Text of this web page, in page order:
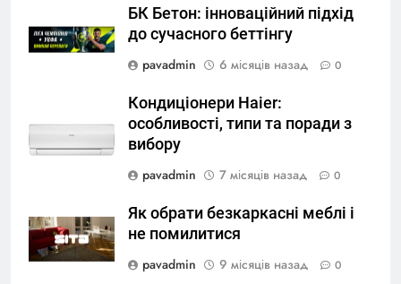
БК Бетон: інноваційний підхід
до сучасного беттінгу
pavadmin
6 місяців назад 0
Кондиціонери Haier:
особливості, типи та поради з
вибору
pavadmin
7 місяців назад 0
Як обрати безкаркасні меблі і
не помилитися
pavadmin
9 місяців назад 0